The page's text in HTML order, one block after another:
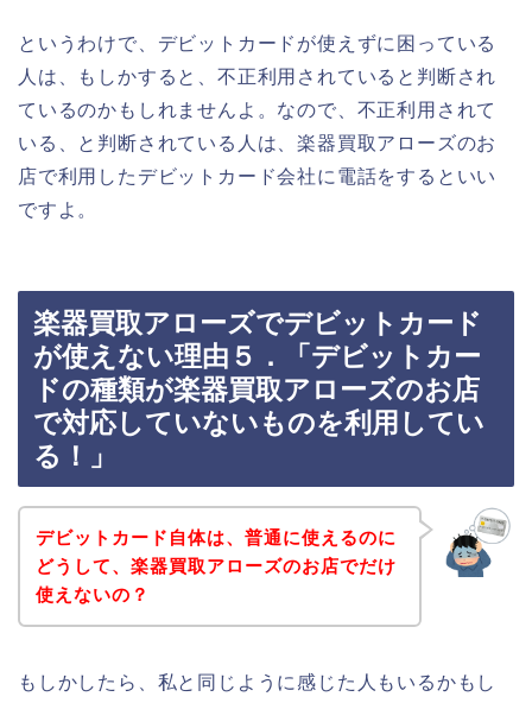
というわけで、デビットカードが使えずに困っている
人は、もしかすると、不正利用されていると判断され
ているのかもしれませんよ。なので、不正利用されて
いる、と判断されている人は、楽器買取アローズのお
店で利用したデビットカード会社に電話をするといい
ですよ。
楽器買取アローズでデビットカード
が使えない理由５．「デビットカー
ドの種類が楽器買取アローズのお店
で対応していないものを利用してい
る！」
デビットカード自体は、普通に使えるのに
どうして、楽器買取アローズのお店でだけ
使えないの？
もしかしたら、私と同じように感じた人もいるかもし